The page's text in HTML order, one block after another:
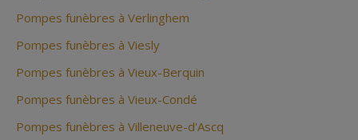
Pompes funèbres à Verlinghem
Pompes funèbres à Viesly
Pompes funèbres à Vieux-Berquin
Pompes funèbres à Vieux-Condé
Pompes funèbres à Villeneuve-d'Ascq